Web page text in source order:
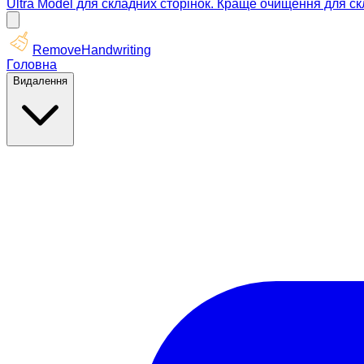
Ultra Model для складних сторінок. Краще очищення для
RemoveHandwriting
Головна
Видалення